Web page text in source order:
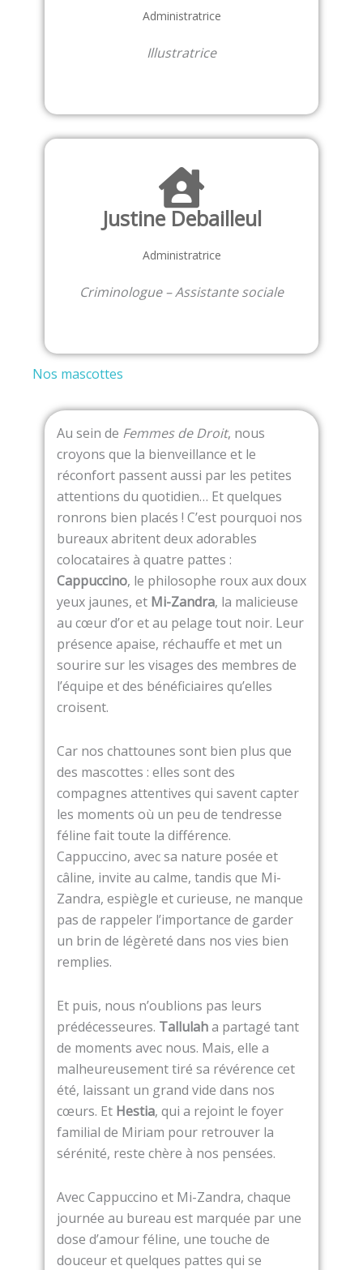
Administratrice
Illustratrice
Justine Debailleul
Administratrice
Criminologue – Assistante sociale
Nos mascottes
Au sein de Femmes de Droit, nous
croyons que la bienveillance et le
réconfort passent aussi par les petites
attentions du quotidien… Et quelques
ronrons bien placés ! C’est pourquoi nos
bureaux abritent deux adorables
colocataires à quatre pattes :
Cappuccino, le philosophe roux aux doux
yeux jaunes, et Mi-Zandra, la malicieuse
au cœur d’or et au pelage tout noir. Leur
présence apaise, réchauffe et met un
sourire sur les visages des membres de
l’équipe et des bénéficiaires qu’elles
croisent.
Car nos chattounes sont bien plus que
des mascottes : elles sont des
compagnes attentives qui savent capter
les moments où un peu de tendresse
féline fait toute la différence.
Cappuccino, avec sa nature posée et
câline, invite au calme, tandis que Mi-
Zandra, espiègle et curieuse, ne manque
pas de rappeler l’importance de garder
un brin de légèreté dans nos vies bien
remplies.
Et puis, nous n’oublions pas leurs
prédécesseures. Tallulaha partagé tant
de moments avec nous. Mais, elle a
malheureusement tiré sa révérence cet
été, laissant un grand vide dans nos
cœurs. Et Hestia, qui a rejoint le foyer
familial de Miriam pour retrouver la
sérénité, reste chère à nos pensées.
Avec Cappuccino et Mi-Zandra, chaque
journée au bureau est marquée par une
dose d’amour féline, une touche de
douceur et quelques pattes qui se